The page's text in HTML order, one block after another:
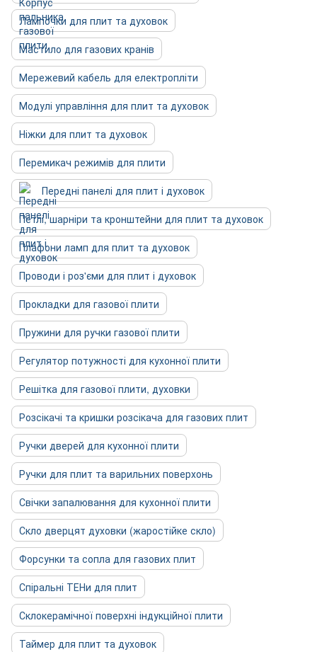
Лампочки для плит та духовок
Мастило для газових кранів
Мережевий кабель для електропліти
Модулі управління для плит та духовок
Ніжки для плит та духовок
Перемикач режимів для плити
Передні панелі для плит і духовок
Петлі, шарніри та кронштейни для плит та духовок
Плафони ламп для плит та духовок
Проводи і роз'єми для плит і духовок
Прокладки для газової плити
Пружини для ручки газової плити
Регулятор потужності для кухонної плити
Решітка для газової плити, духовки
Розсікачі та кришки розсікача для газових плит
Ручки дверей для кухонної плити
Ручки для плит та варильних поверхонь
Свічки запалювання для кухонної плити
Скло дверцят духовки (жаростійке скло)
Форсунки та сопла для газових плит
Спіральні ТЕНи для плит
Склокерамічної поверхні індукційної плити
Таймер для плит та духовок